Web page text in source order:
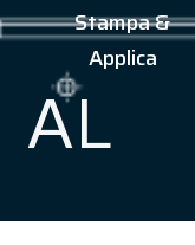
Stampa &
Applica
AL